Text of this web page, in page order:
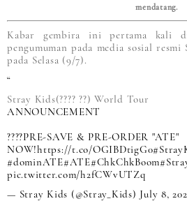
mendatang.
Kabar gembira ini pertama kali
pengumuman pada media sosial
pada Selasa (9/7).
Stray Kids(???? ??) World Tour
ANNOUNCEMENT
????PRE-SAVE & PRE-ORDER "ATE"
NOW!https://t.co/OGIBDtigG0
#dominATE#ATE#ChkChkBoom
pic.twitter.com/h2fCWvUTZq
— Stray Kids (@Stray_Kids) July 8,